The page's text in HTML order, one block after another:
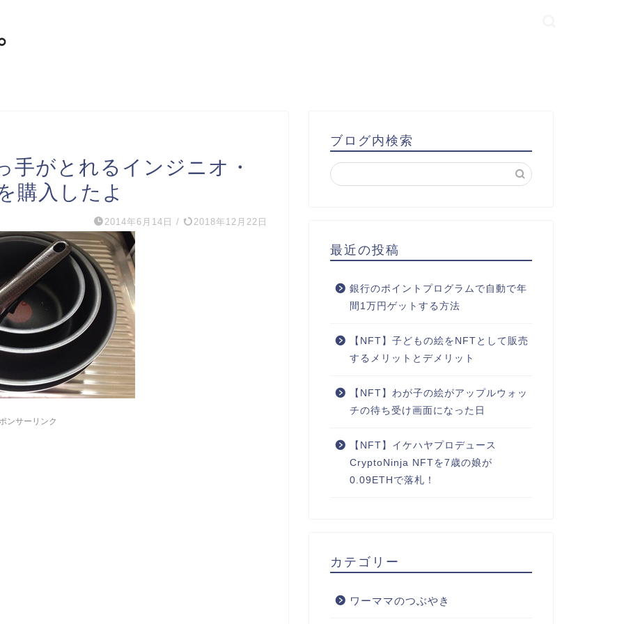
手がとれるインジニオ・
購入したよ
2014年6月14日 / 2018年12月22日
ンサーリンク
ブログ内検索
最近の投稿
銀行のポイントプログラムで自動で年
間1万円ゲットする方法
【NFT】子どもの絵をNFTとして販売
するメリットとデメリット
【NFT】わが子の絵がアップルウォッ
チの待ち受け画面になった日
【NFT】イケハヤプロデュース
CryptoNinja NFTを7歳の娘が
0.09ETHで落札！
カテゴリー
ワーママのつぶやき